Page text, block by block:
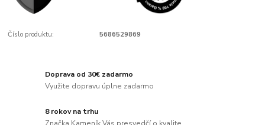
Číslo produktu: 5686529869
Doprava od 30€ zadarmo
Využite dopravu úplne zadarmo
8 rokov na trhu